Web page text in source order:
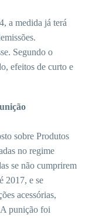
a medida já terá
Segundo o
efeitos de curto e
sobre Produtos
no regime
se não cumprirem
2017, e se
acessórias,
punição foi